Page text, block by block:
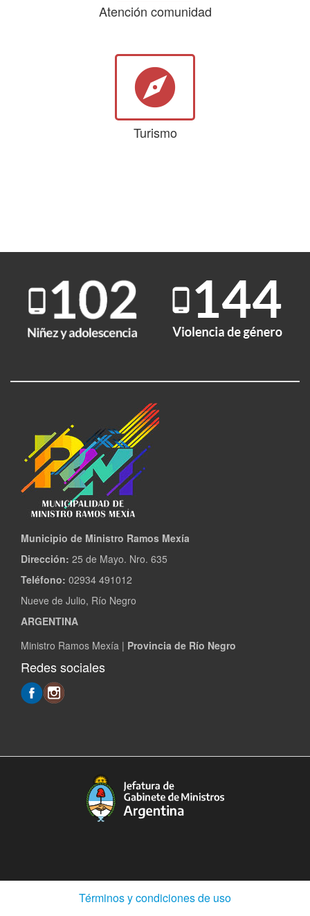
Atención comunidad
explore
Turismo
Municipio de Ministro Ramos Mexía
Dirección: 25 de Mayo. Nro. 635
Teléfono: 02934 491012
Nueve de Julio, Río Negro
ARGENTINA
Ministro Ramos Mexía | Provincia de Río Negro
Redes sociales
Términos y condiciones de uso(Abre